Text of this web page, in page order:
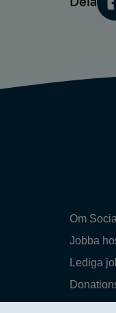
Om
Jobba
Lediga